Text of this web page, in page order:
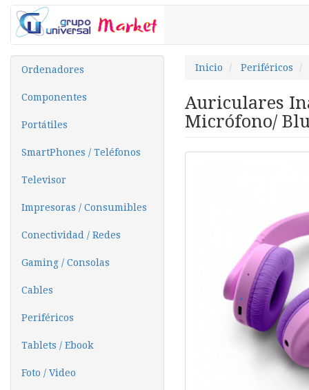
Ordenadores
Componentes
Portátiles
SmartPhones / Teléfonos
Televisor
Impresoras / Consumibles
Conectividad / Redes
Gaming / Consolas
Cables
Periféricos
Tablets / Ebook
Foto / Video
Inicio Periféricos
Auriculares
Micrófono/